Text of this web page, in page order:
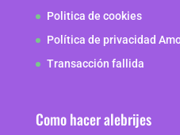
Politica de cookies
Política de privacidad
Transacción fallida
Como hacer alebrijes